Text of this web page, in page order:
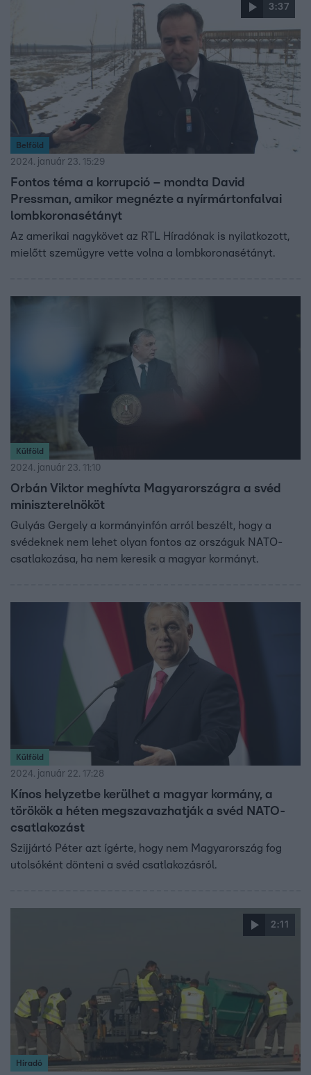
3:37
Belföld
2024. január 23. 15:29
Fontos téma a korrupció – mondta David
Pressman, amikor megnézte a nyírmártonfalvai
lombkoronasétányt
Az amerikai nagykövet az RTL Híradónak is nyilatkozott,
mielőtt szemügyre vette volna a lombkoronasétányt.
Külföld
2024. január 23. 11:10
Orbán Viktor meghívta Magyarországra a svéd
miniszterelnököt
Gulyás Gergely a kormányinfón arról beszélt, hogy a
svédeknek nem lehet olyan fontos az országuk NATO-
csatlakozása, ha nem keresik a magyar kormányt.
Külföld
2024. január 22. 17:28
Kínos helyzetbe kerülhet a magyar kormány, a
törökök a héten megszavazhatják a svéd NATO-
csatlakozást
Szijjártó Péter azt ígérte, hogy nem Magyarország fog
utolsóként dönteni a svéd csatlakozásról.
2:11
Híradó